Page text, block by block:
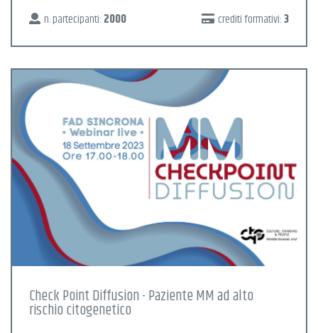
n. partecipanti: 2000 crediti formativi:3
Check Point Diffusion - Paziente MM ad alto
rischio citogenetico